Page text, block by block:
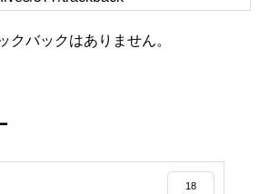
クバックはありません。
18